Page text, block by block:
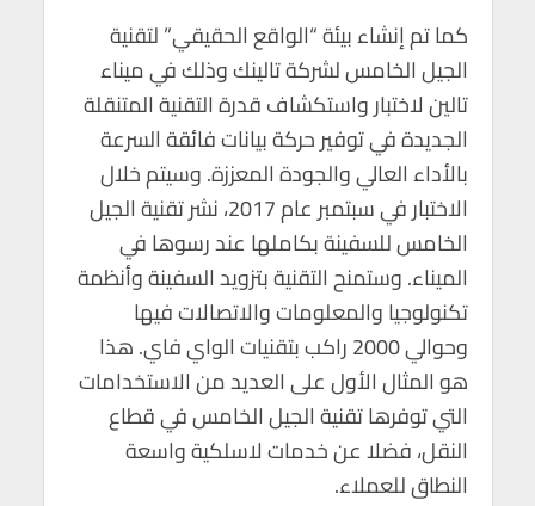
كما تم إنشاء بيئة “الواقع الحقيقي” لتقنية
الجيل الخامس لشركة تالينك وذلك في ميناء
تالين لاختبار واستكشاف قدرة التقنية المتنقلة
الجديدة في توفير حركة بيانات فائقة السرعة
بالأداء العالي والجودة المعززة. وسيتم خلال
الاختبار في سبتمبر عام 2017، نشر تقنية الجيل
الخامس للسفينة بكاملها عند رسوها في
الميناء. وستمنح التقنية بتزويد السفينة وأنظمة
تكنولوجيا والمعلومات والاتصالات فيها
وحوالي 2000 راكب بتقنيات الواي فاي. هذا
هو المثال الأول على العديد من الاستخدامات
التي توفرها تقنية الجيل الخامس في قطاع
النقل، فضلا عن خدمات لاسلكية واسعة
النطاق للعملاء.